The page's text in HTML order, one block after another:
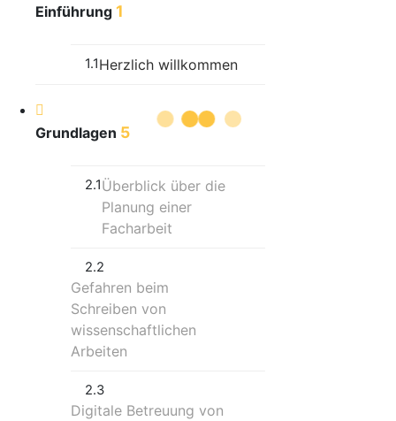
Einführung 1
1.1Herzlich willkommen
Grundlagen 5
2.1Überblick über die
Planung einer
Facharbeit
2.2
Gefahren beim
Schreiben von
wissenschaftlichen
Arbeiten
2.3
Digitale Betreuung von